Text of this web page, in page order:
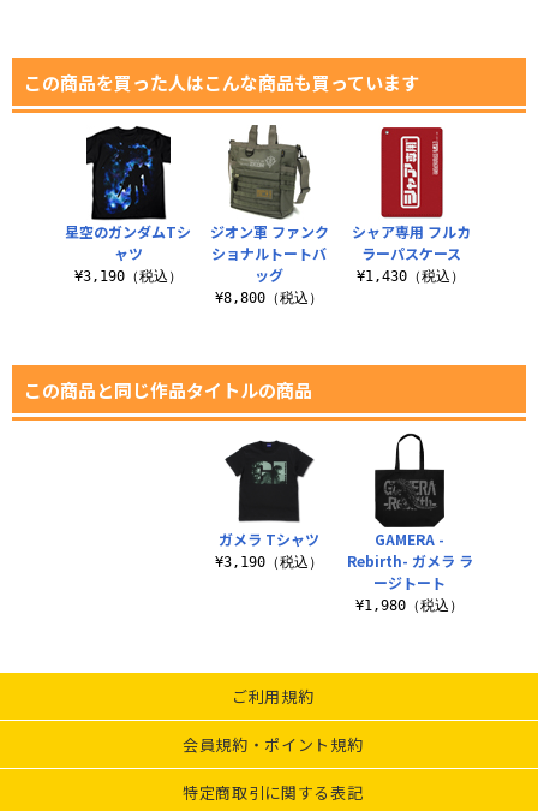
この商品を買った人はこんな商品も買っています
ジオン軍 ファンク
ショナルトートバ
ッグ
¥8,800（税込）
シャア専用 フルカ
ラーパスケース
¥1,430（税込）
星空のガンダムTシ
ャツ
¥3,190（税込）
この商品と同じ作品タイトルの商品
ガメラ Tシャツ
¥3,190（税込）
GAMERA -
Rebirth- ガメラ ラ
ージトート
¥1,980（税込）
ご利用規約
会員規約・ポイント規約
特定商取引に関する表記